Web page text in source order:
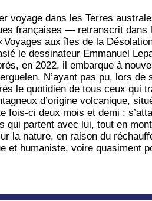
voyage dans les Terres
françaises — retranscrit dans
Voyages aux îles de la
le dessinateur Emmanuel
en 2022, il embarque à
N’ayant pas pu, lors
le quotidien de tous ceux qui
d’origine volcanique,
fois-ci deux mois et demi :
qui partent avec lui, tout en
la nature, en raison du
et humaniste, voire quasiment